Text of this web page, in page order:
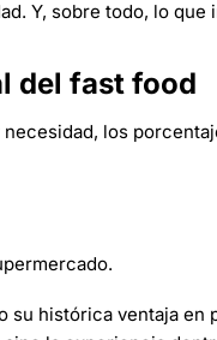
Y, sobre todo, lo que
del fast food
los
histórica ventaja